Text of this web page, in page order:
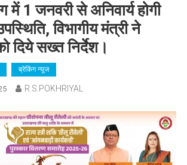
में 1 जनवरी से अनिवार्य होगी
विभागीय मंत्री ने
दिये सख्त निर्देश।
ब्रेकिंग न्यूज
R.S.POKHRIYAL